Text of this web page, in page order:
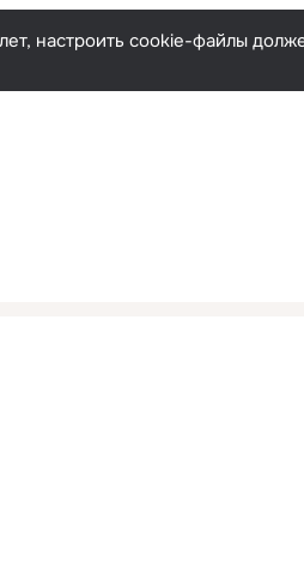
Русский
настроить cookie-файлы